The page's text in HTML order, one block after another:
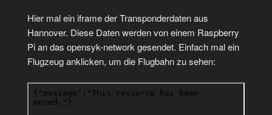
Hier mal ein iframe der Transponderdaten aus
Hannover. Diese Daten werden von einem Raspberry
Pi an das opensyk-network gesendet. Einfach mal ein
Flugzeug anklicken, um die Flugbahn zu sehen: